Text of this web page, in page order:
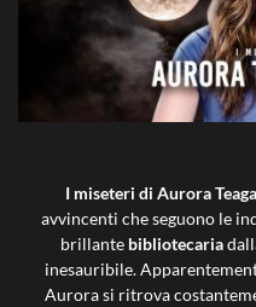
I miseteri di Aurora
avvincenti che seguono le
brillante bibliotecaria
inesauribile.
Aurora si ritrova